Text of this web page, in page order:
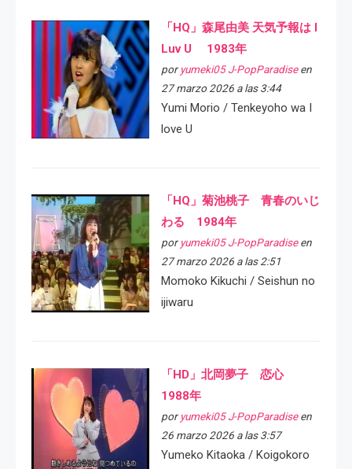
「HQ」森尾由美 天気予報は I
Luv U 1983年
por yumeki05 J-PopParadiseen
27 marzo 2026 a las 3:44
Yumi Morio / Tenkeyoho wa I
love U
「HQ」菊池桃子 青春のいじ
わる 1984年
por yumeki05 J-PopParadiseen
27 marzo 2026 a las 2:51
Momoko Kikuchi / Seishun no
ijiwaru
「HD」北岡夢子 恋心
1988年
por yumeki05 J-PopParadiseen
26 marzo 2026 a las 3:57
Yumeko Kitaoka / Koigokoro